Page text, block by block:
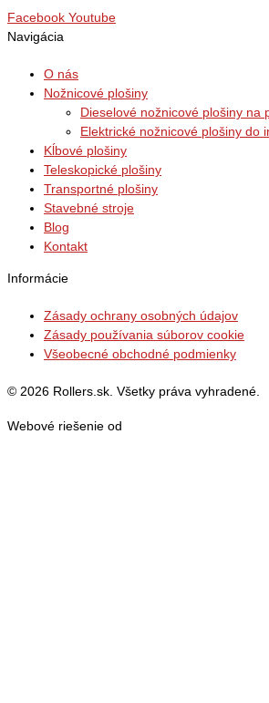
Facebook Youtube
Navigácia
O nás
Nožnicové plošiny
Dieselové nožnicové plošiny na
Elektrické nožnicové plošiny do
Kĺbové plošiny
Teleskopické plošiny
Transportné plošiny
Stavebné stroje
Blog
Kontakt
Informácie
Zásady ochrany osobných údajov
Zásady používania súborov cookie
Všeobecné obchodné podmienky
© 2026 Rollers.sk. Všetky práva vyhradené.
Webové riešenie od